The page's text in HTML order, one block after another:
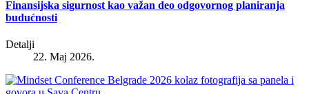
Finansijska sigurnost kao važan deo odgovornog planiranja
budućnosti
Detalji
22. Maj 2026.